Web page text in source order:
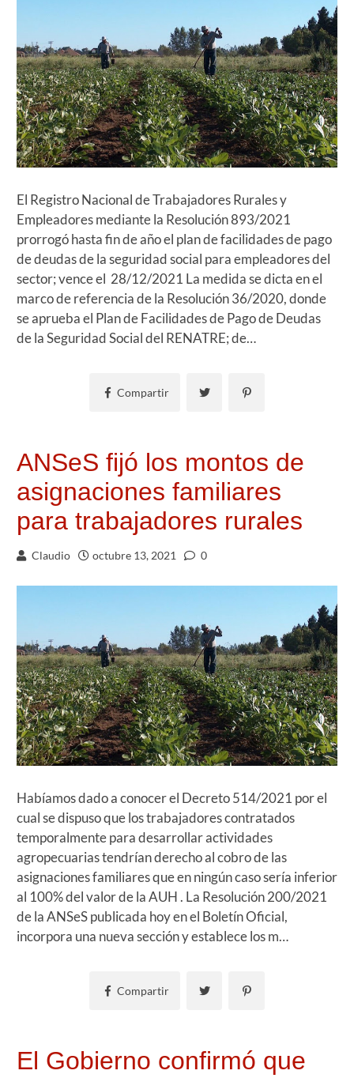
El Registro Nacional de Trabajadores Rurales y
Empleadores mediante la Resolución 893/2021
prorrogó hasta fin de año el plan de facilidades de pago
de deudas de la seguridad social para empleadores del
sector; vence el 28/12/2021 La medida se dicta en el
marco de referencia de la Resolución 36/2020, donde
se aprueba el Plan de Facilidades de Pago de Deudas
de la Seguridad Social del RENATRE; de…
Compartir
ANSeS fijó los montos de
asignaciones familiares
para trabajadores rurales
Claudio octubre 13, 2021 0
Habíamos dado a conocer el Decreto 514/2021 por el
cual se dispuso que los trabajadores contratados
temporalmente para desarrollar actividades
agropecuarias tendrían derecho al cobro de las
asignaciones familiares que en ningún caso sería inferior
al 100% del valor de la AUH . La Resolución 200/2021
de la ANSeS publicada hoy en el Boletín Oficial,
incorpora una nueva sección y establece los m…
Compartir
El Gobierno confirmó que